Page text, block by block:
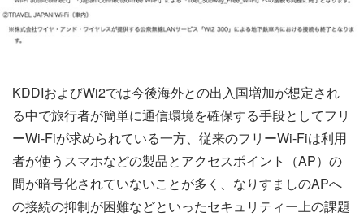
KDDIおよびWi2では今後海外との出入国増加が想定され
る中で旅行者が簡単に通信環境を確保する手段としてフリ
ーWi-Fiが求められている一方、従来のフリーWi-Fiは利用
者が使うスマホなどの製品とアクセスポイント（AP）の
間が暗号化されていないことが多く、なりすましのAPへ
の接続の抑制が困難などといったセキュリティー上の課題